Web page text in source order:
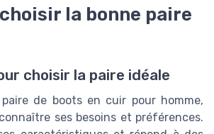
la bonne paire
choisir la paire idéale
de boots en cuir pour homme,
ses besoins et préférences.